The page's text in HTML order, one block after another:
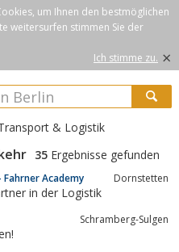
um Ihnen den bestmöglichen
weitersurfen stimmen Sie der
Ich stimme zu. ×
& Logistik
35 Ergebnisse gefunden
Academy Dornstetten
in der Logistik
Schramberg-Sulgen